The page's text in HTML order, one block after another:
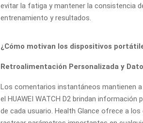
evitar la fatiga y mantener la consistencia
entrenamiento y resultados.
¿Cómo motivan los dispositivos
Retroalimentación Personalizada y
Los comentarios instantáneos mantienen
el HUAWEI WATCH D2 brindan
de cada usuario. Health Glance ofrece a